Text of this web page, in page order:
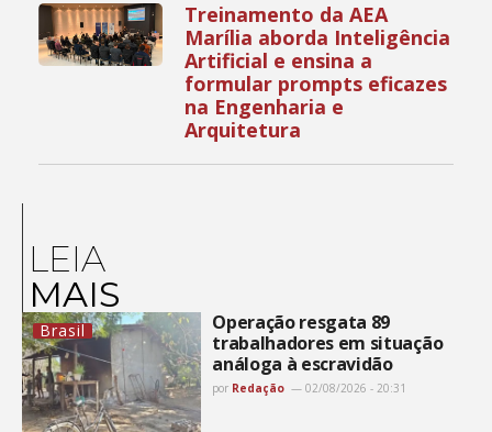
Treinamento da AEA
Marília aborda Inteligência
Artificial e ensina a
formular prompts eficazes
na Engenharia e
Arquitetura
LEIA
MAIS
Brasil
Operação resgata 89
trabalhadores em situação
análoga à escravidão
por Redação 02/08/2026 - 20:31